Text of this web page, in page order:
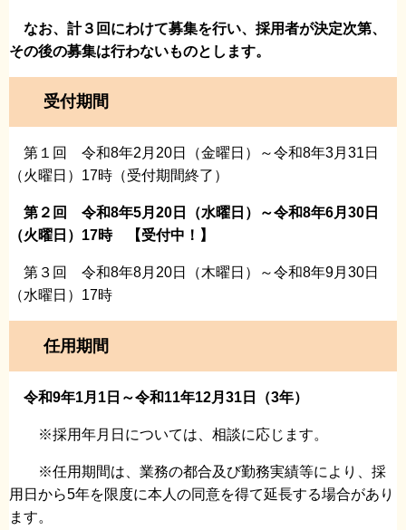
なお、計３回にわけて募集を行い、採用者が決定次第、
その後の募集は行わないものとします。
受付期間
第１回 令和8年2月20日（金曜日）～令和8年3月31日
（火曜日）17時（受付期間終了）
第２回 令和8年5月20日（水曜日）～令和8年6月30日
（火曜日）17時 【受付中！】
第３回 令和8年8月20日（木曜日）～令和8年9月30日
（水曜日）17時
任用期間
令和9年1月1日～令和11年12月31日（3年）
※採用年月日については、相談に応じます。
※任用期間は、業務の都合及び勤務実績等により、採
用日から5年を限度に本人の同意を得て延長する場合があり
ます。